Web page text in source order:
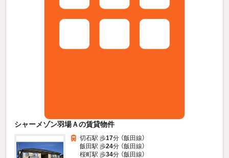
シャーメゾン羽場Ａの賃貸物件
切石駅 歩17分 （飯田線）
飯田駅 歩24分 （飯田線）
桜町駅 歩34分 （飯田線）